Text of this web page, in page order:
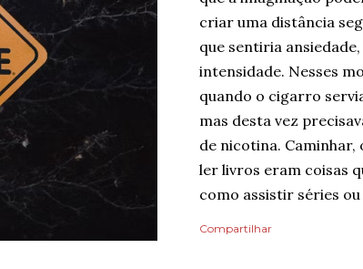
criar uma distância
que sentiria
intensidade. Nesses
quando o cigarro
mas desta vez
de nicotina. Caminhar,
ler livros eram coisas
como assistir séries
um limite de quanto
Compartilhar